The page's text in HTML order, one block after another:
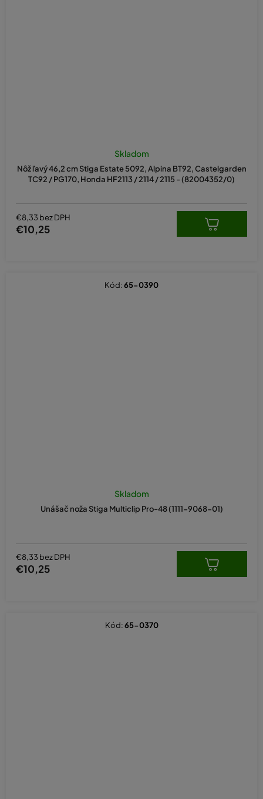
Nôž ľavý 46,2 cm Stiga Estate 5092, Alpina BT92, Castelgarden
TC92 / PG170, Honda HF2113 / 2114 / 2115 - (82004352/0)
Skladom
€8,33 bez DPH
€10,25
Unášač noža Stiga Multiclip Pro-48 (1111-9068-01)
Skladom
€8,33 bez DPH
€10,25
Kód:65-0390
Kód:65-0370